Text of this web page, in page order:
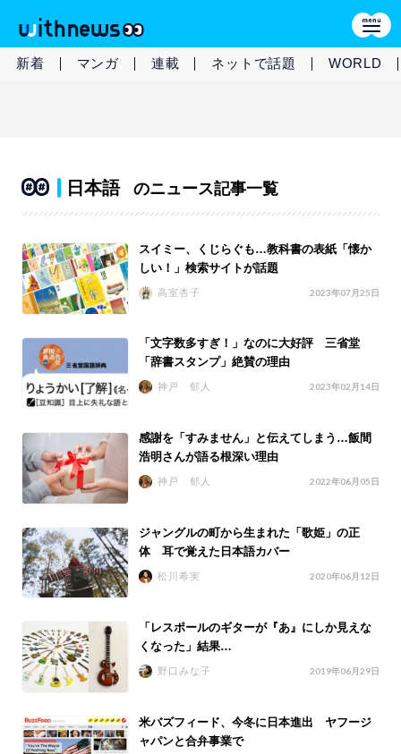
新着 マンガ 連載 ネットで話題 WORLD
日本語 のニュース記事一覧
スイミー、くじらぐも…教科書の表紙「懐か
しい！」検索サイトが話題
高室杏子 2023年07月25日
「文字数多すぎ！」なのに大好評 三省堂
「辞書スタンプ」絶賛の理由
神戸 郁人 2023年02月14日
感謝を「すみません」と伝えてしまう…飯間
浩明さんが語る根深い理由
神戸 郁人 2022年06月05日
ジャングルの町から生まれた「歌姫」の正
体 耳で覚えた日本語カバー
松川希実 2020年06月12日
「レスポールのギターが『あ』にしか見えな
くなった」結果…
野口みな子 2019年06月29日
米バズフィード、今冬に日本進出 ヤフージ
ャパンと合弁事業で